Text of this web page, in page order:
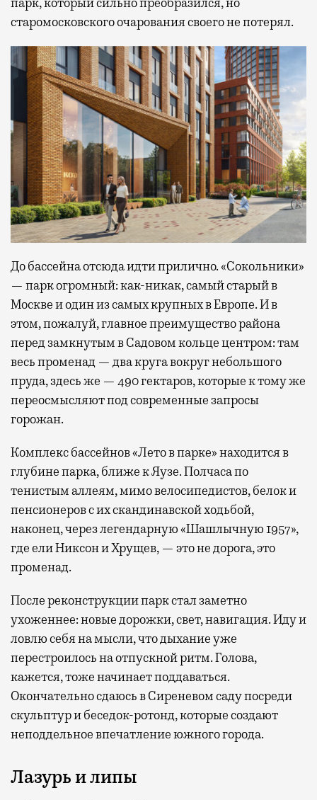
старомосковского очарования своего не потерял.
До бассейна отсюда идти прилично. «Сокольники»
— парк огромный: как-никак, самый старый в
Москве и один из самых крупных в Европе. И в
этом, пожалуй, главное преимущество района
перед замкнутым в Садовом кольце центром: там
весь променад — два круга вокруг небольшого
пруда, здесь же — 490 гектаров, которые к тому же
переосмысляют под современные запросы
горожан.
Комплекс бассейнов «Лето в парке» находится в
глубине парка, ближе к Яузе. Полчаса по
тенистым аллеям, мимо велосипедистов, белок и
пенсионеров с их скандинавской ходьбой,
наконец, через легендарную «Шашлычную 1957»,
где ели Никсон и Хрущев, — это не дорога, это
променад.
После реконструкции парк стал заметно
ухоженнее: новые дорожки, свет, навигация. Иду и
ловлю себя на мысли, что дыхание уже
перестроилось на отпускной ритм. Голова,
кажется, тоже начинает поддаваться.
Окончательно сдаюсь в Сиреневом саду посреди
скульптур и беседок-ротонд, которые создают
неподдельное впечатление южного города.
Лазурь и липы